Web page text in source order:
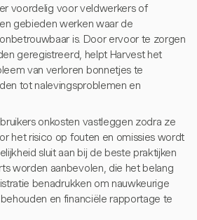
voordelig voor veldwerkers of
gebieden werken waar de
is. Door ervoor te zorgen
geregistreerd, helpt Harvest het
van verloren bonnetjes te
tot nalevingsproblemen en
onkosten vastleggen zodra ze
het risico op fouten en omissies wordt
sluit aan bij de beste praktijken
worden aanbevolen, die het belang
benadrukken om nauwkeurige
en financiële rapportage te